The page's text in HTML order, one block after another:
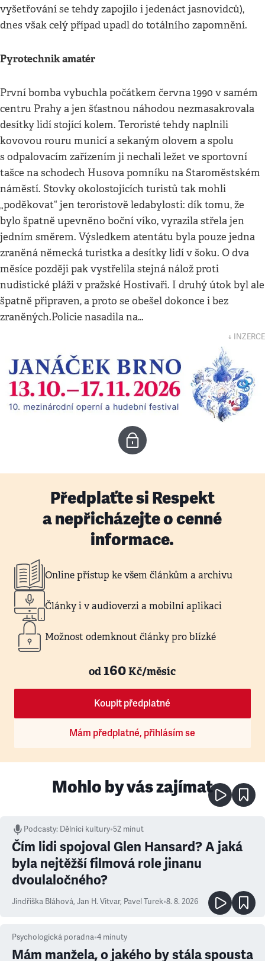
vyšetřování se tehdy zapojilo i jedenáct jasnovidců),
dnes však celý případ upadl do totálního zapomnění.
Pyrotechnik amatér
První bomba vybuchla počátkem června 1990 v samém
centru Prahy a jen šťastnou náhodou nezmasakrovala
desítky lidí stojící kolem. Teroristé tehdy naplnili
kovovou rouru municí a sekaným olovem a spolu
s odpalovacím zařízením ji nechali ležet ve sportovní
tašce na schodech Husova pomníku na Staroměstském
náměstí. Stovky okolostojících turistů tak mohli
„poděkovat“ jen teroristově ledabylosti: dík tomu, že
bylo špatně upevněno boční víko, vyrazila střela jen
jedním směrem. Výsledkem atentátu byla pouze jedna
zraněná německá turistka a desítky lidí v šoku. O dva
měsíce později pak vystřelila stejná nálož proti
nudistické pláži v pražské Hostivaři. I druhý útok byl ale
špatně připraven, a proto se obešel dokonce i bez
zraněných.Policie nasadila na…
↓ INZERCE
Předplaťte si Respekt
a nepřicházejte o cenné
informace.
Online přístup ke všem článkům a archivu
Články i v audioverzi a mobilní aplikaci
Možnost odemknout články pro blízké
od160Kč/měsíc
Koupit předplatné
Mám předplatné, přihlásím se
Mohlo by vás zajímat
Podcasty: Dělníci kultury•52 minut
Čím lidi spojoval Glen Hansard? A jaká
byla nejtěžší filmová role jinanu
dvoulaločného?
Jindřiška Bláhová, Jan H. Vitvar, Pavel Turek•8. 8. 2026
Psychologická poradna•4 minuty
Mám manžela, o jakého by stála spousta